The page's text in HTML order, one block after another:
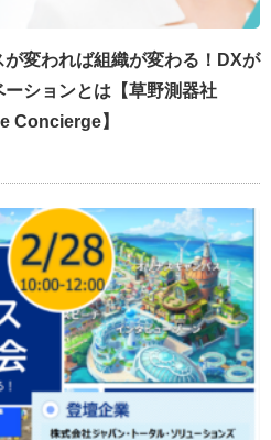
が変われば組織が変わる！DXが
ションとは【草野測器社
Concierge】